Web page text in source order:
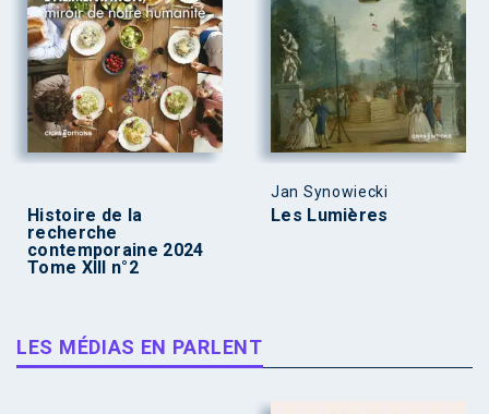
Histoire de la
recherche
contemporaine 2024
Tome XIII n°2
Jan Synowiecki
Les Lumières
LES MÉDIAS EN PARLENT